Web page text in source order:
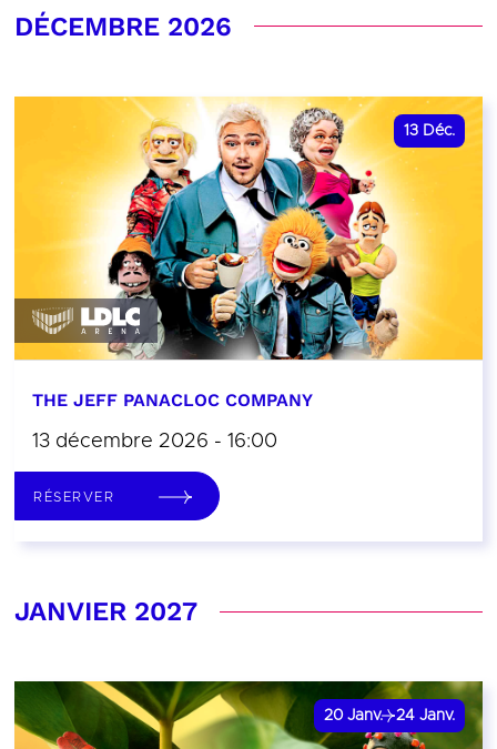
DÉCEMBRE 2026
13 Déc.
THE JEFF PANACLOC COMPANY
13 décembre 2026 - 16:00
RÉSERVER
JANVIER 2027
20 Janv. 24 Janv.